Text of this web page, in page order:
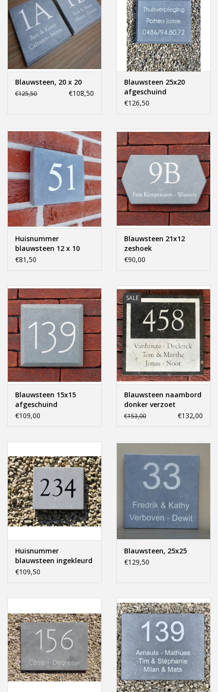
kleuren en lettertypes
Offerte op maat
Blauwsteen, 20 x 20
€125,50 €108,50
Blauwsteen 25x20
afgeschuind
€126,50
Huisnummer
blauwsteen 12 x 10
€81,50
Blauwsteen 21x12
zeshoek
€90,00
Blauwsteen 15x15
afgeschuind
€109,00
SALE
Blauwsteen naambord
donker verzoet
20x20cm.
€153,00 €132,00
Huisnummer
blauwsteen ingekleurd
11x16
€109,50
Blauwsteen, 25x25
€129,50